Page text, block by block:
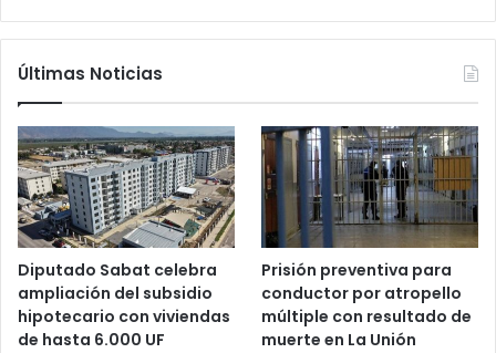
Últimas Noticias
Diputado Sabat celebra
ampliación del subsidio
hipotecario con viviendas
de hasta 6.000 UF
Prisión preventiva para
conductor por atropello
múltiple con resultado de
muerte en La Unión